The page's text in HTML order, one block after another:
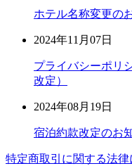
ホテル名称変更の
2024年11月07日
プライバシーポリ
改定）
2024年08月19日
宿泊約款改定のお
特定商取引に関する法